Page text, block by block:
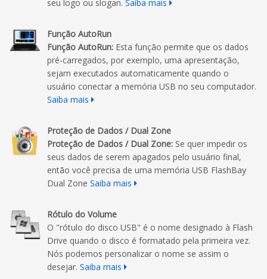
seu logo ou slogan. Saiba mais
Função AutoRun
Função AutoRun: Esta função permite que os dados
pré-carregados, por exemplo, uma apresentação,
sejam executados automaticamente quando o
usuário conectar a memória USB no seu computador.
Saiba mais
Proteção de Dados / Dual Zone
Proteção de Dados / Dual Zone: Se quer impedir os
seus dados de serem apagados pelo usuário final,
então você precisa de uma memória USB FlashBay
Dual Zone Saiba mais
Rótulo do Volume
O "rótulo do disco USB" é o nome designado à Flash
Drive quando o disco é formatado pela primeira vez.
Nós podemos personalizar o nome se assim o
desejar. Saiba mais